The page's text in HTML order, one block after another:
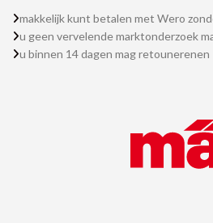
makkelijk kunt betalen met Wero
u geen vervelende marktonderzoek
u binnen 14 dagen mag retounerenen